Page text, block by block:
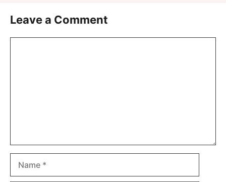
Leave a Comment